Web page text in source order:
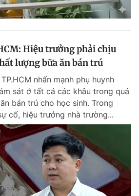
Hiệu trưởng phải chịu
lượng bữa ăn bán trú
nhấn mạnh phụ huynh
sát ở tất cả các khâu trong quá
bán trú cho học sinh. Trong
cố, hiệu trưởng nhà trường...